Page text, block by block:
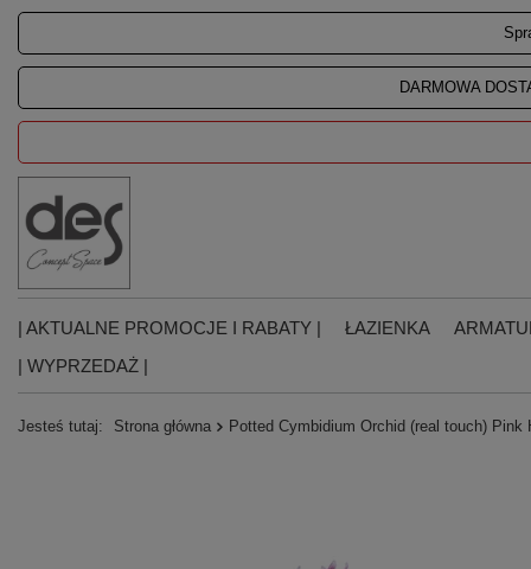
DARMOWA
| AKTUALNE PROMOCJE I RABATY | ŁAZIENKA
| WYPRZEDAŻ |
Jesteś tutaj: Strona główna Potted Cymbidium Orchid (real touch) Pink